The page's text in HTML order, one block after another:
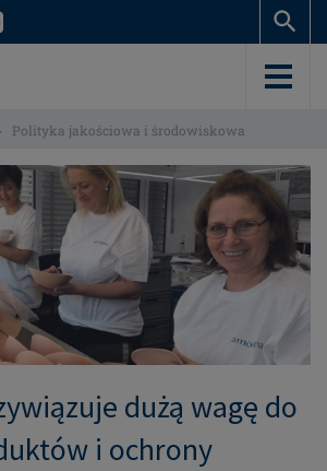
Polityka jakościowa i środowiskowa
dużą wagę do
i ochrony